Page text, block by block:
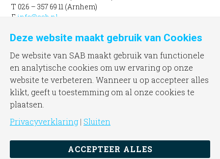
T 026 – 357 69 11 (Arnhem)
E info@sab.nl
Bezoekadres Amsterdam
gevestigd in het INIT
unit 331b
Jacob Bontiusplaats 9
1018 LL Amsterdam
Bezoekadres Arnhem
Frombergdwarsstraat 54
6814 DZ Arnhem
Deze website maakt gebruik van Cookies
De website van SAB maakt gebruik van functionele
en analytische cookies om uw ervaring op onze
website te verbeteren. Wanneer u op accepteer alles
klikt, geeft u toestemming om al onze cookies te
plaatsen.
Privacyverklaring | Sluiten
ACCEPTEER ALLES